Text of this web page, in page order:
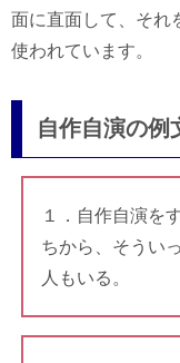
面に直面して、それ
使われています。
自作自演の例
１．自作自演を
ちから、そうい
人もいる。